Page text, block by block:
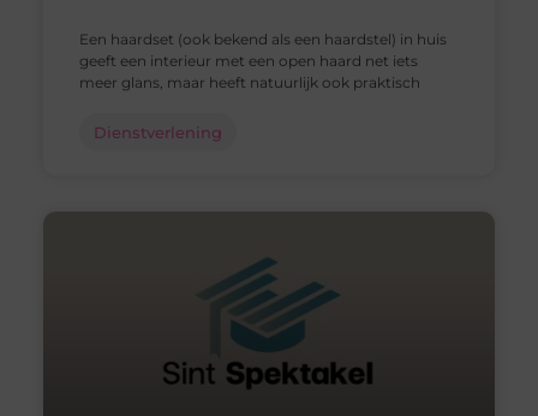
Een haardset (ook bekend als een haardstel) in huis
geeft een interieur met een open haard net iets
meer glans, maar heeft natuurlijk ook praktisch
Dienstverlening